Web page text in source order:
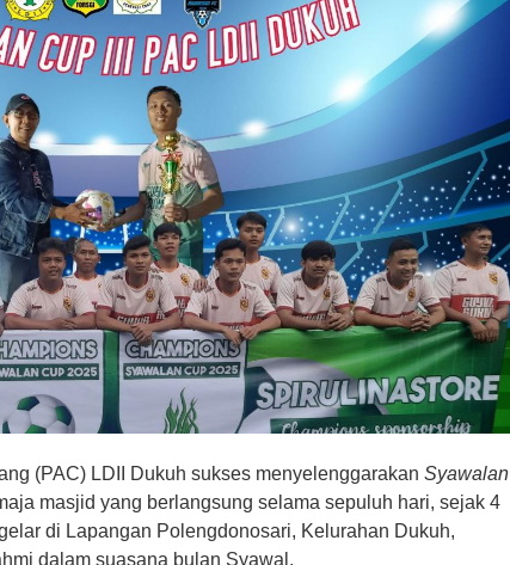
(PAC) LDII Dukuh sukses menyelenggarakan Syawalan
masjid yang berlangsung selama sepuluh hari, sejak 4
di Lapangan Polengdonosari, Kelurahan Dukuh,
dalam suasana bulan Syawal.